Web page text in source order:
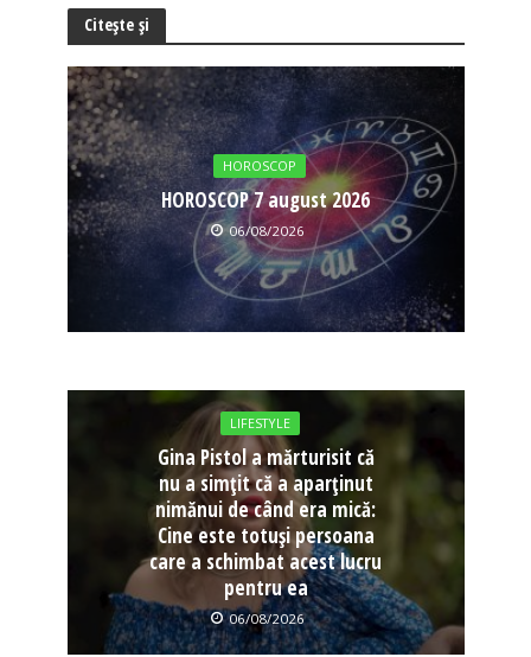
Citește și
HOROSCOP
HOROSCOP 7 august 2026
06/08/2026
LIFESTYLE
Gina Pistol a mărturisit că
nu a simțit că a aparținut
nimănui de când era mică:
Cine este totuși persoana
care a schimbat acest lucru
pentru ea
06/08/2026